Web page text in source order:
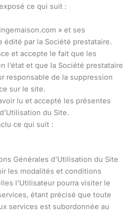
ce qui suit :
» et ses
par la Société prestataire.
et accepte le fait que les
l’état et que la Société prestataire
responsable de la suppression
sur le site.
lu et accepté les présentes
du Site.
ce qui suit :
Générales d’Utilisation du Site
les modalités et conditions
l’Utilisateur pourra visiter le
étant précisé que toute
services est subordonnée au